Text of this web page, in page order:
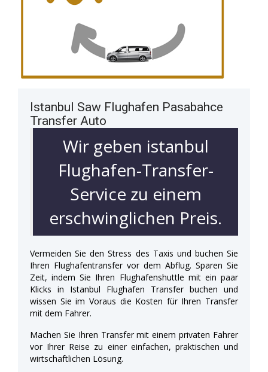
Istanbul Saw Flughafen Pasabahce
Transfer Auto
Wir geben istanbul
Flughafen-Transfer-
Service zu einem
erschwinglichen Preis.
Vermeiden Sie den Stress des Taxis und buchen Sie
Ihren Flughafentransfer vor dem Abflug. Sparen Sie
Zeit, indem Sie Ihren Flughafenshuttle mit ein paar
Klicks in Istanbul Flughafen Transfer buchen und
wissen Sie im Voraus die Kosten für Ihren Transfer
mit dem Fahrer.
Machen Sie Ihren Transfer mit einem privaten Fahrer
vor Ihrer Reise zu einer einfachen, praktischen und
wirtschaftlichen Lösung.